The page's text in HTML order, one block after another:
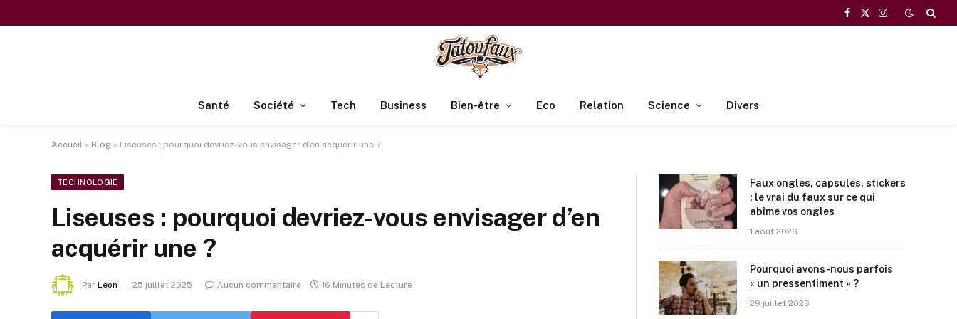
Facebook
X
Instagram
Santé Société Tech Business Bien-être Eco Relation Science Divers
Accueil » Blog » Liseuses : pourquoi devriez-vous envisager d’en acquérir une ?
TECHNOLOGIE
Liseuses : pourquoi devriez-vous envisager d’en
acquérir une ?
Par Leon 25 juillet 2025 Aucun commentaire 16 Minutes de Lecture
Faux ongles, capsules, stickers
: le vrai du faux sur ce qui
abîme vos ongles
1 août 2026
Pourquoi avons-nous parfois
« un pressentiment » ?
29 juillet 2026